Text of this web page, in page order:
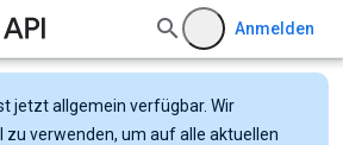
Anmelden
jetzt allgemein verfügbar. Wir
zu verwenden, um auf alle aktuellen